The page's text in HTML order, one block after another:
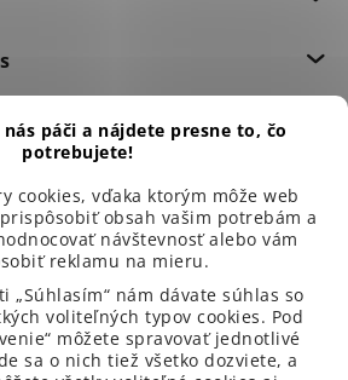
nás páči a nájdete presne to, čo
potrebujete!
cookies, vďaka ktorým môže web
obsah vašim potrebám a
návštevnosť alebo vám
reklamu na mieru.
„Súhlasím“ nám dávate súhlas so
voliteľných typov cookies. Pod
môžete spravovať jednotlivé
sa o nich tiež všetko dozviete, a